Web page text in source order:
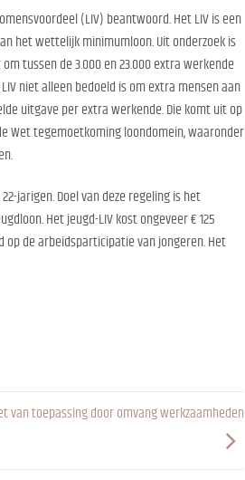
(LIV) beantwoord. Het LIV is een
het wettelijk minimumloon. Uit onderzoek is
tussen de 3.000 en 23.000 extra werkende
niet alleen bedoeld is om extra mensen aan
uitgave per extra werkende. Die komt uit op
Wet tegemoetkoming loondomein, waaronder
jarigen. Doel van deze regeling is het
Het jeugd-LIV kost ongeveer € 125
op de arbeidsparticipatie van jongeren. Het
van toepassing door omvang werkzaamheden